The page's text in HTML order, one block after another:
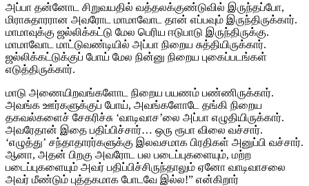
அப்பா தன்னோட சிறுவயதில் வத்தலக்குண்டுவில் இருந்தப்போ,
மிராசுதாரரான அவரோட மாமாவோட தான் எப்பவும் இருந்திருக்கார்.
மாமாவுக்கு ஜல்லிக்கட்டு மேல பெரிய ஈடுபாடு இருந்திருக்கு.
மாமாவோட மாட்டுவண்டியில் அப்பா நிறைய சுத்தியிருக்கார்.
ஜல்லிக்கட்டுக்குப் போய் மேல நின்னு நிறைய புகைப்படங்கள்
எடுத்திருக்கார்.
மாடு அணையிறவங்களோட நிறைய பயணம் பண்ணிருக்கார்.
அவங்க ஊர்களுக்குப் போய், அவங்களோடே தங்கி நிறைய
தகவல்களைச் சேகரிச்சு ‘வாடிவாச’லை அப்பா எழுதியிருக்கார்.
அவரேதான் இதை பதிப்பிச்சார்… ஒரு ரூபா விலை வச்சார்.
‘எழுத்து’ சந்தாதாரர்களுக்கு இலவசமாக பிரதிகள் அனுப்பி வச்சார்.
ஆனா, அதன் பிறகு அவரோட பல படைப்புகளையும், மற்ற
படைப்புகளையும் அவர் பதிப்பிச்சிருந்தாலும் ஏனோ வாடிவாசலை
அவர் மீண்டும் புத்தகமாக போடவே இல்ல!” என்கிறார்